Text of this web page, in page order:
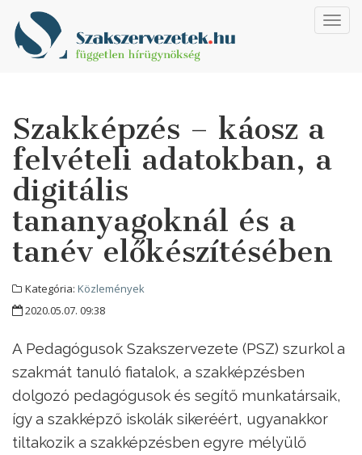
Szakképzés – káosz a
felvételi adatokban, a
digitális
tananyagoknál és a
tanév előkészítésében
Kategória: Közlemények
2020.05.07. 09:38
A Pedagógusok Szakszervezete (PSZ) szurkol a
szakmát tanuló fiatalok, a szakképzésben
dolgozó pedagógusok és segítő munkatársaik,
így a szakképző iskolák sikeréért, ugyanakkor
tiltakozik a szakképzésben egyre mélyülő